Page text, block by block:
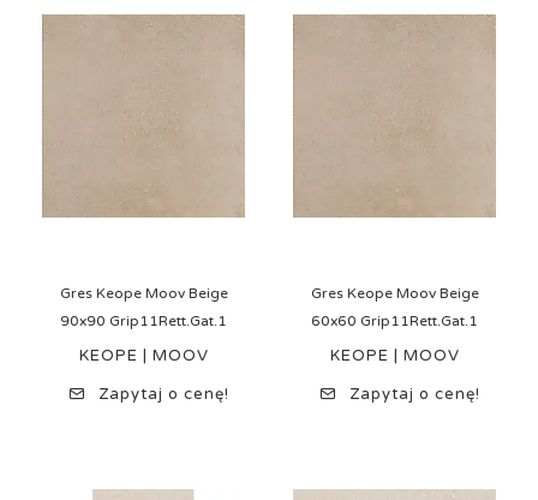
Gres Keope Moov Beige
90x90 Grip11Rett.Gat.1
KEOPE | MOOV
Zapytaj o cenę!
Gres Keope Moov Beige
60x60 Grip11Rett.Gat.1
KEOPE | MOOV
Zapytaj o cenę!